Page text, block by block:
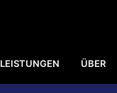
ÜBER